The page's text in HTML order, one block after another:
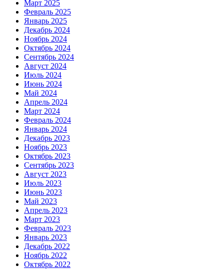
Март 2025
Февраль 2025
Январь 2025
Декабрь 2024
Ноябрь 2024
Октябрь 2024
Сентябрь 2024
Август 2024
Июль 2024
Июнь 2024
Май 2024
Апрель 2024
Март 2024
Февраль 2024
Январь 2024
Декабрь 2023
Ноябрь 2023
Октябрь 2023
Сентябрь 2023
Август 2023
Июль 2023
Июнь 2023
Май 2023
Апрель 2023
Март 2023
Февраль 2023
Январь 2023
Декабрь 2022
Ноябрь 2022
Октябрь 2022